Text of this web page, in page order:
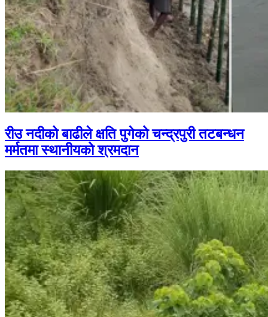
रीउ नदीको बाढीले क्षति पुगेको चन्द्रपुरी तटबन्धन
मर्मतमा स्थानीयको श्रमदान